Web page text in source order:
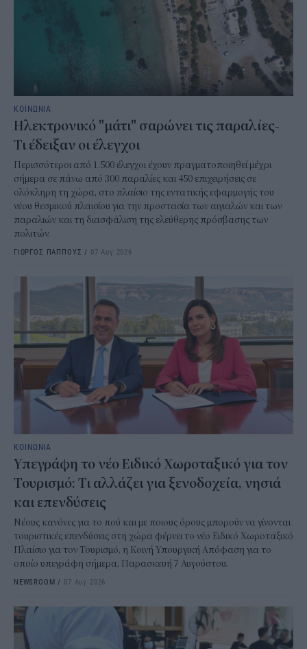
ΚΟΙΝΩΝΙΑ
Ηλεκτρονικό "μάτι" σαρώνει τις παραλίες-
Τι έδειξαν οι έλεγχοι
Περισσότεροι από 1.500 έλεγχοι έχουν πραγματοποιηθεί μέχρι
σήμερα σε πάνω από 300 παραλίες και 450 επιχειρήσεις σε
ολόκληρη τη χώρα, στο πλαίσιο της εντατικής εφαρμογής του
νέου θεσμικού πλαισίου για την προστασία των αιγιαλών και των
παραλιών και τη διασφάλιση της ελεύθερης πρόσβασης των
πολιτών.
ΓΙΩΡΓΟΣ ΠΑΠΠΟΥΣ / 07 Αυγ 2026
ΚΟΙΝΩΝΙΑ
Υπεγράφη το νέο Ειδικό Χωροταξικό για τον
Τουρισμό: Τι αλλάζει για ξενοδοχεία, νησιά
και επενδύσεις
Νέους κανόνες για το πού και με ποιους όρους μπορούν να γίνονται
τουριστικές επενδύσεις στη χώρα φέρνει το νέο Ειδικό Χωροταξικό
Πλαίσιο για τον Τουρισμό, η Κοινή Υπουργική Απόφαση για το
οποίο υπεγράφη σήμερα, Παρασκευή 7 Αυγούστου.
NEWSROOM / 07 Αυγ 2026